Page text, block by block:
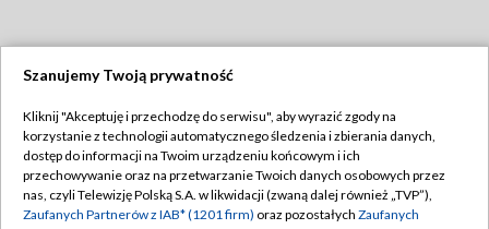
TVP
Abonament TVP
Emisja w TVP
Regulamin TVP
Polityka prywatności
Szanujemy Twoją prywatność
Kliknij "Akceptuję i przechodzę do serwisu", aby wyrazić zgody na
korzystanie z technologii automatycznego śledzenia i zbierania danych,
dostęp do informacji na Twoim urządzeniu końcowym i ich
przechowywanie oraz na przetwarzanie Twoich danych osobowych przez
nas, czyli Telewizję Polską S.A. w likwidacji (zwaną dalej również „TVP”),
Zaufanych Partnerów z IAB* (1201 firm) oraz pozostałych Zaufanych